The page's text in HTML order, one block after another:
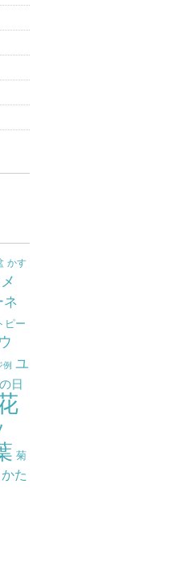
かす
ネ
ピー
例 ユ
日
菊
た